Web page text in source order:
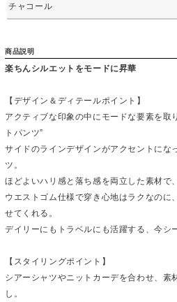
チャコール
商品説明
楽ちんシルエットをモードに昇華
【デザイン＆ディテールポイント】
アクティブな印象の中にモードな要素を取
トパンツ”
サイドのラインデザインがアクセントにな
ツ。
ほどよいハリ感と落ち感を両立した素材で
ウエストゴム仕様で穿き心地はラクなのに
せてくれる。
デイリーにもトラベルにも活躍する、今シ
【スタイリングポイント】
シアーシャツやニットカーデを合わせ、素
し。